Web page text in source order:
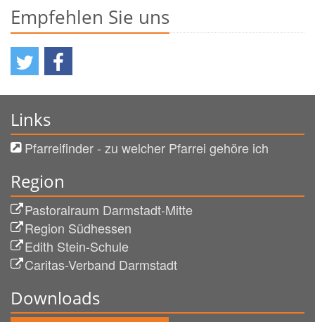
Empfehlen Sie uns
Links
Pfarreifinder - zu welcher Pfarrei gehöre ich
Region
Pastoralraum Darmstadt-Mitte
Region Südhessen
Edith Stein-Schule
Caritas-Verband Darmstadt
Downloads